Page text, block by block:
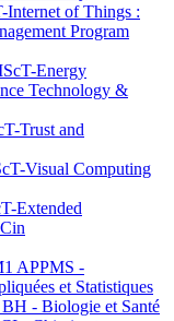
of Things :
Program
Energy
Technology &
Trust and
Visual Computing
Extended
APPMS -
et Statistiques
- Biologie et Santé